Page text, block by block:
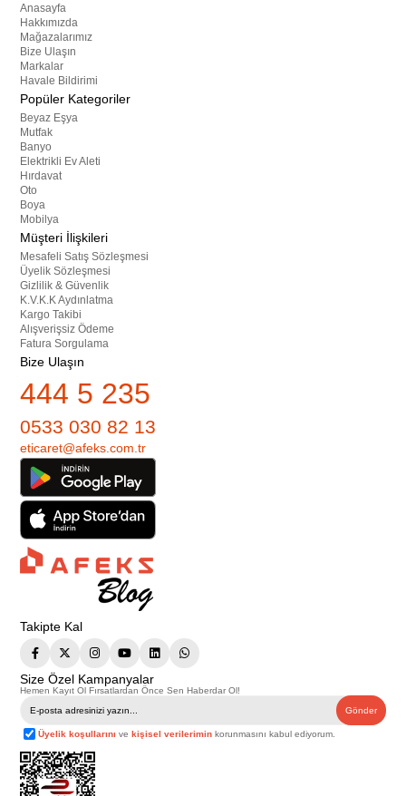
Anasayfa
Hakkımızda
Mağazalarımız
Bize Ulaşın
Markalar
Havale Bildirimi
Popüler Kategoriler
Beyaz Eşya
Mutfak
Banyo
Elektrikli Ev Aleti
Hırdavat
Oto
Boya
Mobilya
Müşteri İlişkileri
Mesafeli Satış Sözleşmesi
Üyelik Sözleşmesi
Gizlilik & Güvenlik
K.V.K.K Aydınlatma
Kargo Takibi
Alışverişsiz Ödeme
Fatura Sorgulama
Bize Ulaşın
444 5 235
0533 030 82 13
eticaret@afeks.com.tr
Takipte Kal
Size Özel Kampanyalar
Hemen Kayıt Ol Fırsatlardan Önce Sen Haberdar Ol!
Gönder
Üyelik koşullarını vekişisel verilerimin korunmasını kabul ediyorum.